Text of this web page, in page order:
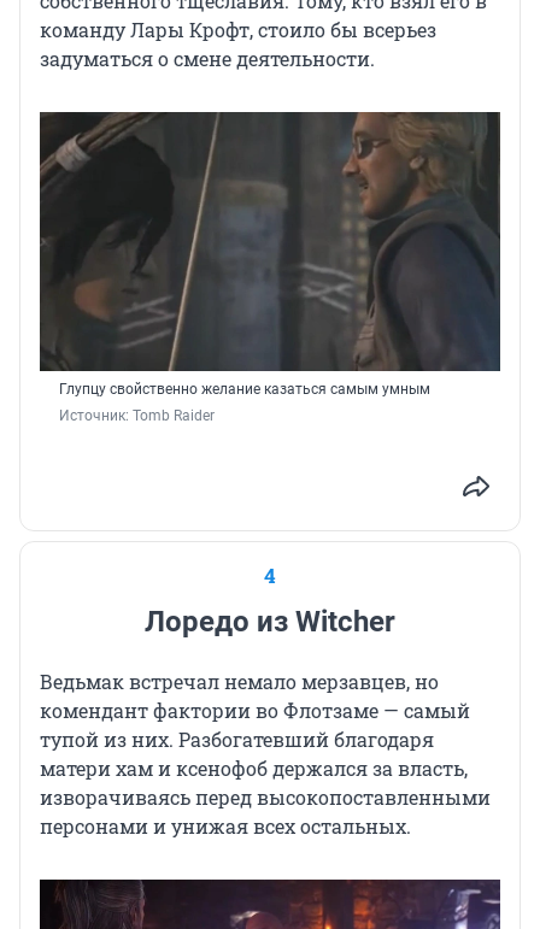
команду Лары Крофт, стоило бы всерьез
задуматься о смене деятельности.
Глупцу свойственно желание казаться самым умным
Источник: Tomb Raider
4
Лоредо из Witcher
Ведьмак встречал немало мерзавцев, но
комендант фактории во Флотзаме — самый
тупой из них. Разбогатевший благодаря
матери хам и ксенофоб держался за власть,
изворачиваясь перед высокопоставленными
персонами и унижая всех остальных.